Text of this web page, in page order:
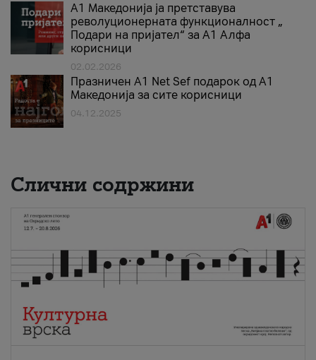
А1 Македонија ја претставува
револуционерната функционалност „
Подари на пријател“ за А1 Алфа
корисници
02.02.2026
Празничен A1 Net Sеf подарок од А1
Македонија за сите корисници
04.12.2025
Слични содржини